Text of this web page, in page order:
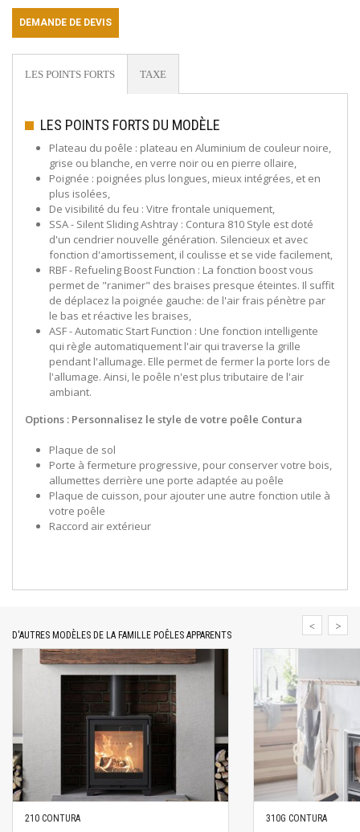
DEMANDE DE DEVIS
LES POINTS FORTS TAXE
LES POINTS FORTS DU MODÈLE
Plateau du poêle : plateau en Aluminium de couleur noire,
grise ou blanche, en verre noir ou en pierre ollaire,
Poignée : poignées plus longues, mieux intégrées, et en
plus isolées,
De visibilité du feu : Vitre frontale uniquement,
SSA - Silent Sliding Ashtray : Contura 810 Style est doté
d'un cendrier nouvelle génération. Silencieux et avec
fonction d'amortissement, il coulisse et se vide facilement,
RBF - Refueling Boost Function : La fonction boost vous
permet de "ranimer" des braises presque éteintes. Il suffit
de déplacez la poignée gauche: de l'air frais pénètre par
le bas et réactive les braises,
ASF - Automatic Start Function : Une fonction intelligente
qui règle automatiquement l'air qui traverse la grille
pendant l'allumage. Elle permet de fermer la porte lors de
l'allumage. Ainsi, le poêle n'est plus tributaire de l'air
ambiant.
Options : Personnalisez le style de votre poêle Contura
Plaque de sol
Porte à fermeture progressive, pour conserver votre bois,
allumettes derrière une porte adaptée au poêle
Plaque de cuisson, pour ajouter une autre fonction utile à
votre poêle
Raccord air extérieur
D'AUTRES MODÈLES DE LA FAMILLE POÊLES APPARENTS
210 CONTURA 310G CONTURA